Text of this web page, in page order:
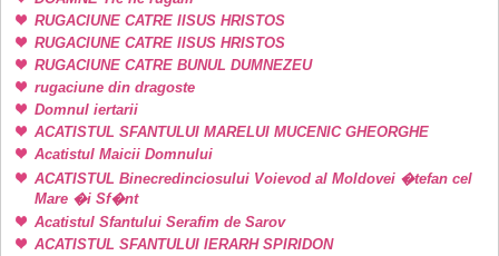
RUGACIUNE CATRE IISUS HRISTOS
RUGACIUNE CATRE IISUS HRISTOS
RUGACIUNE CATRE BUNUL DUMNEZEU
rugaciune din dragoste
Domnul iertarii
ACATISTUL SFANTULUI MARELUI MUCENIC GHEORGHE
Acatistul Maicii Domnului
ACATISTUL Binecredinciosului Voievod al Moldovei �tefan cel
Mare �i Sf�nt
Acatistul Sfantului Serafim de Sarov
ACATISTUL SFANTULUI IERARH SPIRIDON